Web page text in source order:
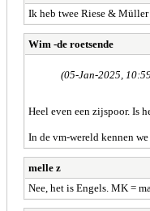
Ik heb twee Riese &
Wim -de roetsende
(05-Jan-2025,
Heel even een zijspoor. Is
In de vm-wereld kennen
melle z
Nee, het is Engels. MK =